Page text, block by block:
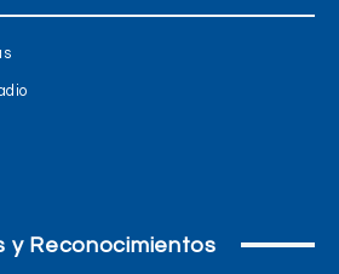
y Reconocimientos